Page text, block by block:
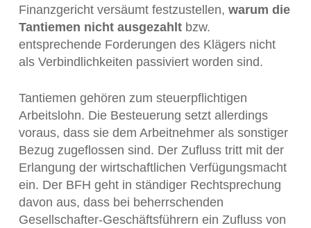
Finanzgericht versäumt festzustellen, warum die
Tantiemen nicht ausgezahltbzw.
entsprechende Forderungen des Klägers nicht
als Verbindlichkeiten passiviert worden sind.
Tantiemen gehören zum steuerpflichtigen
Arbeitslohn. Die Besteuerung setzt allerdings
voraus, dass sie dem Arbeitnehmer als sonstiger
Bezug zugeflossen sind. Der Zufluss tritt mit der
Erlangung der wirtschaftlichen Verfügungsmacht
ein. Der BFH geht in ständiger Rechtsprechung
davon aus, dass bei beherrschenden
Gesellschafter-Geschäftsführern ein Zufluss von